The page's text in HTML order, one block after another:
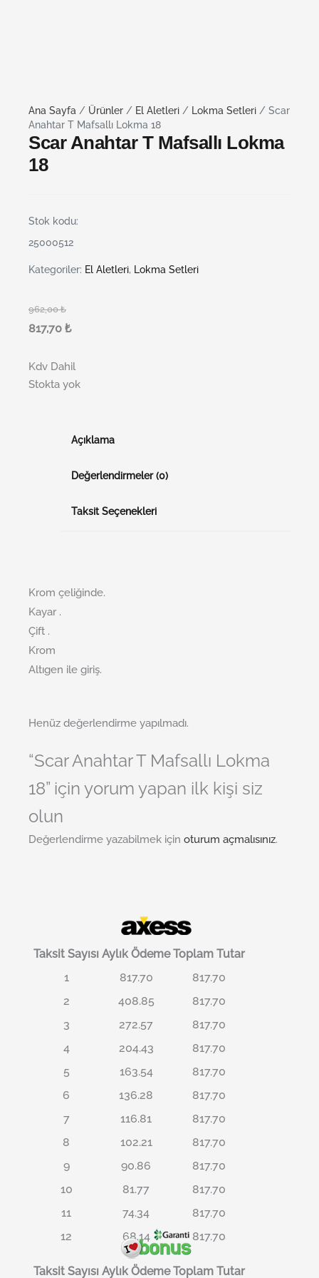
Ana Sayfa / Ürünler / El Aletleri / Lokma Setleri / Scar
Anahtar T Mafsallı Lokma 18
Scar Anahtar T Mafsallı Lokma
18
Stok kodu:
25000512
Kategoriler: El Aletleri, Lokma Setleri
962,00₺
817,70 ₺
Kdv Dahil
Stokta yok
Açıklama
Değerlendirmeler (0)
Taksit Seçenekleri
Krom çeliğinde.
Kayar .
Çift .
Krom
Altıgen ile giriş.
Henüz değerlendirme yapılmadı.
“Scar Anahtar T Mafsallı Lokma
18” için yorum yapan ilk kişi siz
olun
Değerlendirme yazabilmek için oturum açmalısınız.
Taksit Sayısı Aylık Ödeme Toplam Tutar
1
817.70
817.70
2
408.85
817.70
3
272.57
817.70
4
204.43
817.70
5
163.54
817.70
6
136.28
817.70
7
116.81
817.70
8
102.21
817.70
9
90.86
817.70
10
81.77
817.70
11
74.34
817.70
12
68.14 817.70
Taksit Sayısı Aylık Ödeme Toplam Tutar